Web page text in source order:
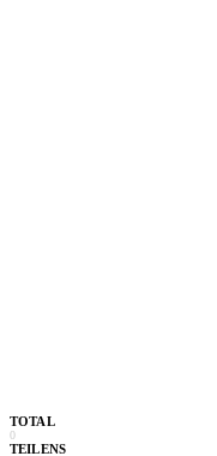
TOTAL
0
TEILENS